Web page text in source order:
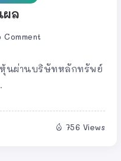
ล
Comment
นผ่านบริษัทหลักทรัพย์
756 Views